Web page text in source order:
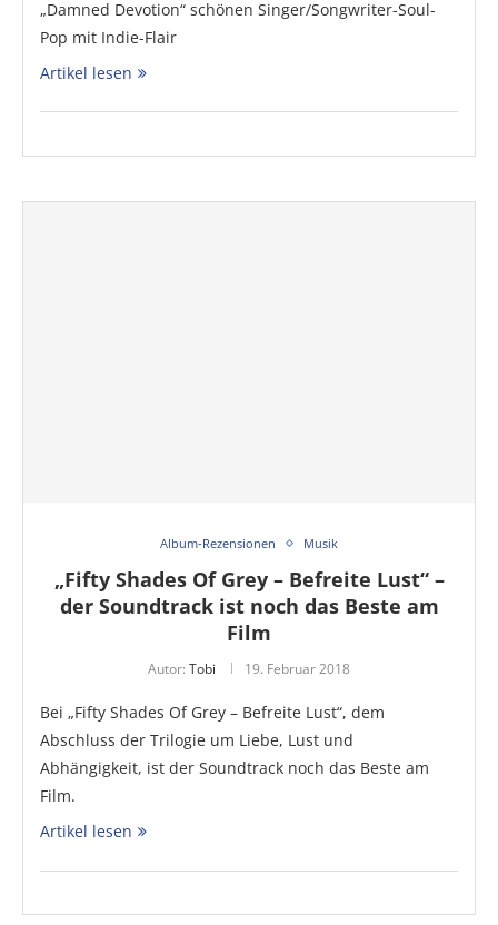
„Damned Devotion“ schönen Singer/Songwriter-Soul-
Pop mit Indie-Flair
Artikel lesen
Album-Rezensionen Musik
„Fifty Shades Of Grey – Befreite Lust“ –
der Soundtrack ist noch das Beste am
Film
Autor: Tobi 19. Februar 2018
Bei „Fifty Shades Of Grey – Befreite Lust“, dem
Abschluss der Trilogie um Liebe, Lust und
Abhängigkeit, ist der Soundtrack noch das Beste am
Film.
Artikel lesen